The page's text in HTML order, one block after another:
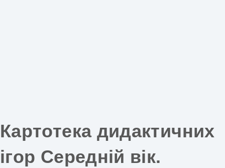
Картотека дидактичних
ігор Середній вік.